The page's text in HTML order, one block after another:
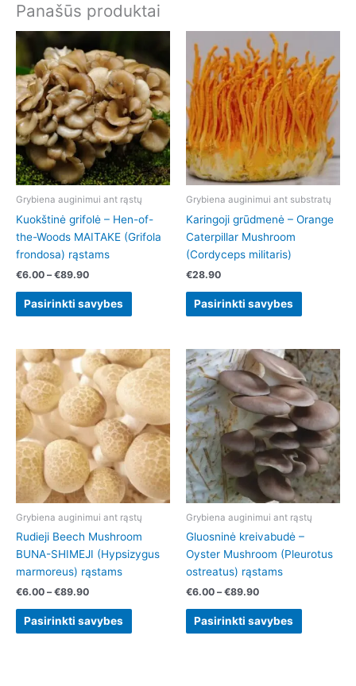
Panašūs produktai
Grybiena auginimui ant rąstų
Kuokštinė grifolė – Hen-of-
the-Woods MAITAKE (Grifola
frondosa) rąstams
€6.00 – €89.90
range:
€6.00
through
€89.90
Pasirinkti savybes
product
has
multiple
variants.
The
options
may
be
chosen
on
the
Grybiena auginimui ant substratų
Karingoji grūdmenė – Orange
Caterpillar Mushroom
(Cordyceps militaris)
€28.90
Pasirinkti savybes
product
has
multiple
variants.
The
options
may
be
chosen
on
Grybiena auginimui ant rąstų
Rudieji Beech Mushroom
BUNA-SHIMEJI (Hypsizygus
marmoreus) rąstams
€6.00 – €89.90
Price
range:
€6.00
through
€89.90
Pasirinkti savybes
This
product
has
multiple
variants.
The
options
may
be
chosen
on
the
Grybiena auginimui ant rąstų
Gluosninė kreivabudė –
Oyster Mushroom (Pleurotus
ostreatus) rąstams
€6.00 – €89.90
Price
range:
€6.00
through
€89.90
Pasirinkti savybes
This
product
has
multiple
variants.
The
options
may
be
chosen
the